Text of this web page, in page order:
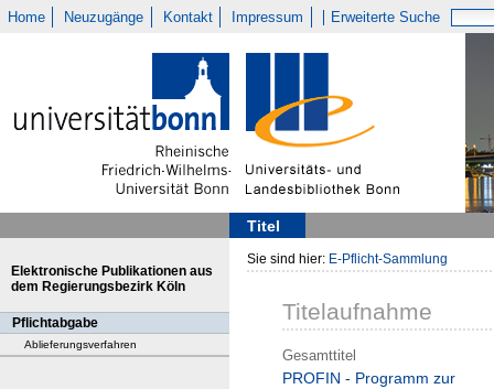
Home Neuzugänge Kontakt Impressum Erweiterte Suche
Titel
Elektronische Publikationen aus
dem Regierungsbezirk Köln
Pflichtabgabe
Ablieferungsverfahren
Sie sind hier: E-Pflicht-Sammlung
Titelaufnahme
Gesamttitel
PROFIN - Programm zur